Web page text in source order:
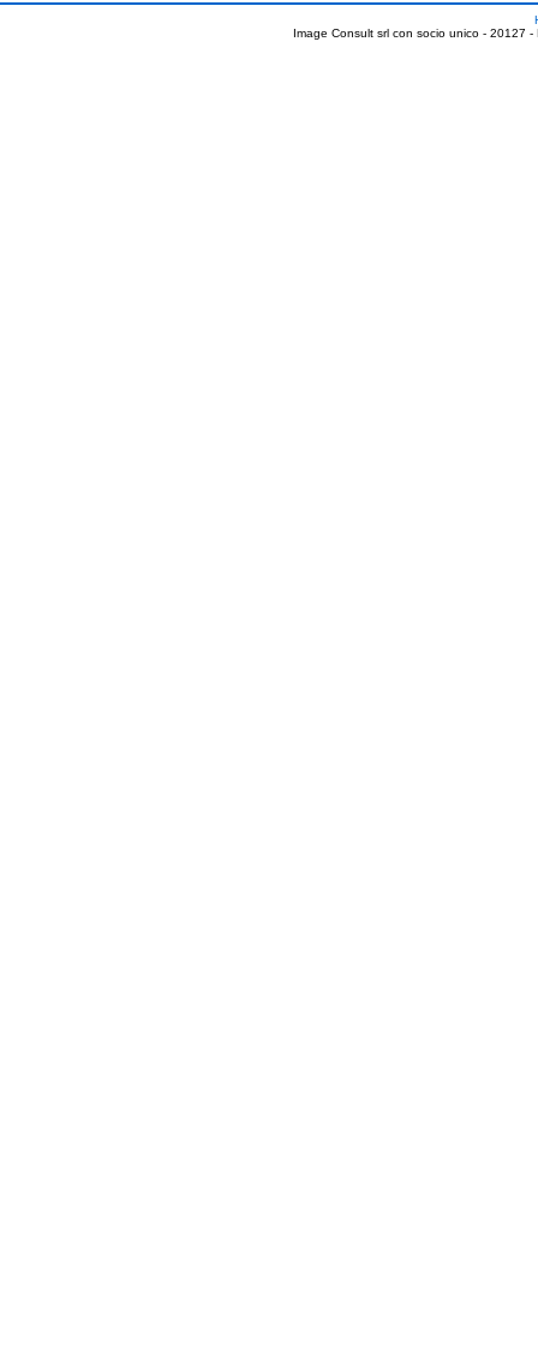
Image Consult srl con socio unico - 20127